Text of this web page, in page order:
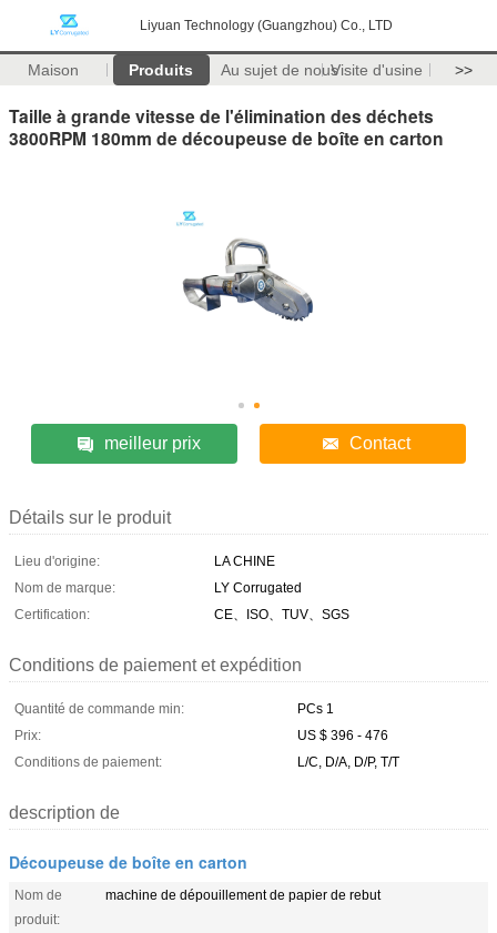
Liyuan Technology (Guangzhou) Co., LTD
Maison Produits Au sujet de nousVisite d'usine >>
Taille à grande vitesse de l'élimination des déchets
3800RPM 180mm de découpeuse de boîte en carton
meilleur prix Contact
Détails sur le produit
Lieu d'origine:
LA CHINE
Nom de marque:
LY Corrugated
Certification:
CE、ISO、TUV、SGS
Conditions de paiement et expédition
Quantité de commande min:
PCs 1
Prix:
US $ 396 - 476
Conditions de paiement:
L/C, D/A, D/P, T/T
description de
Découpeuse de boîte en carton
Nom de
produit:
machine de dépouillement de papier de rebut